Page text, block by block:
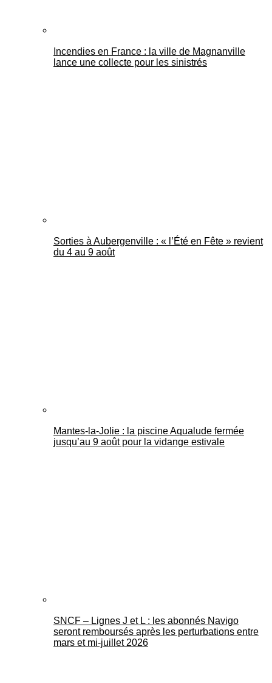
Incendies en France : la ville de Magnanville
lance une collecte pour les sinistrés
Sorties à Aubergenville : « l’Été en Fête » revient
du 4 au 9 août
Mantes-la-Jolie : la piscine Aqualude fermée
jusqu’au 9 août pour la vidange estivale
SNCF – Lignes J et L : les abonnés Navigo
seront remboursés après les perturbations entre
mars et mi-juillet 2026